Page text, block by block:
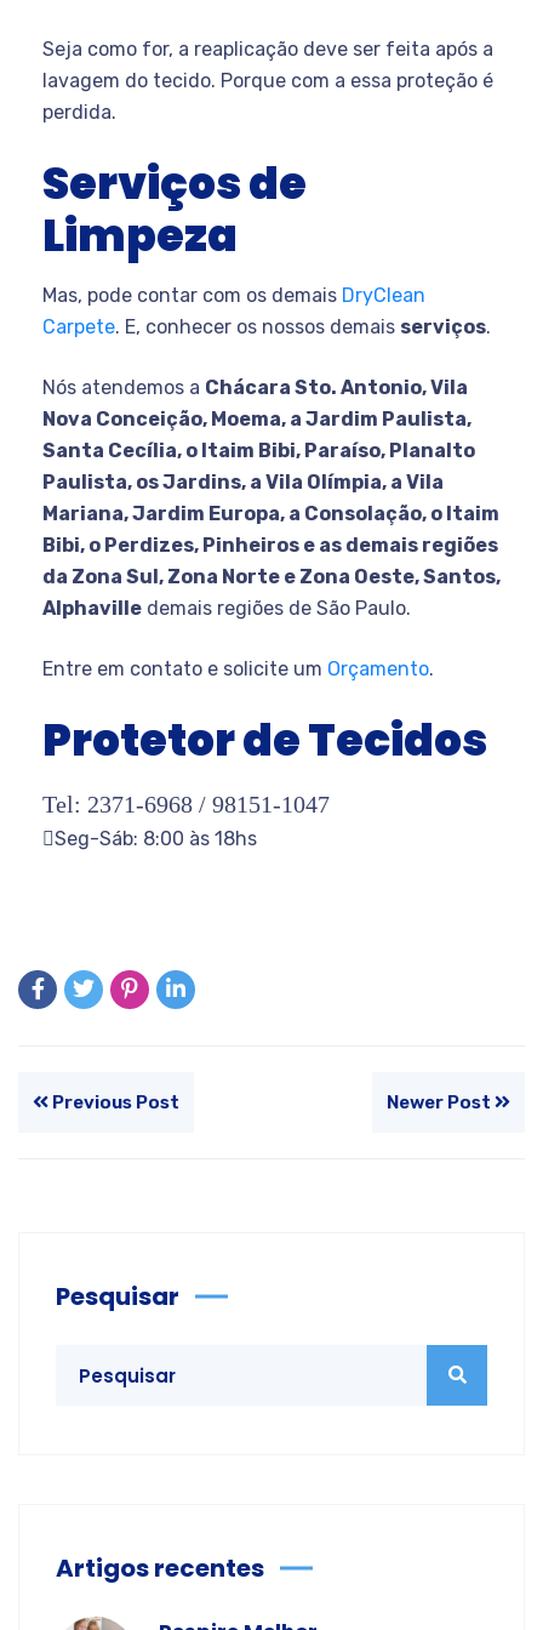
Seja como for, a reaplicação deve ser feita após a
lavagem do tecido. Porque com a essa proteção é
perdida.
Serviços de
Limpeza
Mas, pode contar com os demais DryClean
Carpete. E, conhecer os nossos demais serviços.
Nós atendemos a Chácara Sto. Antonio, Vila
Nova Conceição, Moema, a Jardim Paulista,
Santa Cecília, o Itaim Bibi, Paraíso, Planalto
Paulista, os Jardins, a Vila Olímpia, a Vila
Mariana, Jardim Europa, a Consolação, o Itaim
Bibi, o Perdizes, Pinheiros e as demais regiões
da Zona Sul, Zona Norte e Zona Oeste, Santos,
Alphaville demais regiões de São Paulo.
Entre em contato e solicite um Orçamento.
Protetor de Tecidos
Tel: 2371-6968 / 98151-1047
Seg-Sáb: 8:00 às 18hs
Previous Post Newer Post
Pesquisar
Artigos recentes